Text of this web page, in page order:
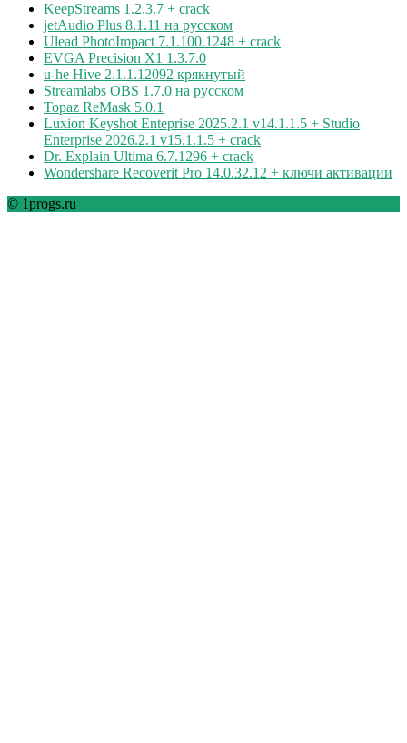
KeepStreams 1.2.3.7 + crack
jetAudio Plus 8.1.11 на русском
Ulead PhotoImpact 7.1.100.1248 + crack
EVGA Precision X1 1.3.7.0
u-he Hive 2.1.1.12092 крякнутый
Streamlabs OBS 1.7.0 на русском
Topaz ReMask 5.0.1
Luxion Keyshot Enteprise 2025.2.1 v14.1.1.5 + Studio
Enterprise 2026.2.1 v15.1.1.5 + crack
Dr. Explain Ultima 6.7.1296 + crack
Wondershare Recoverit Pro 14.0.32.12 + ключи активации
© 1progs.ru